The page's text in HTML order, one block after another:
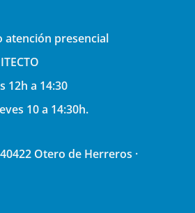
atención presencial
12h a 14:30
10 a 14:30h.
Otero de Herreros ·